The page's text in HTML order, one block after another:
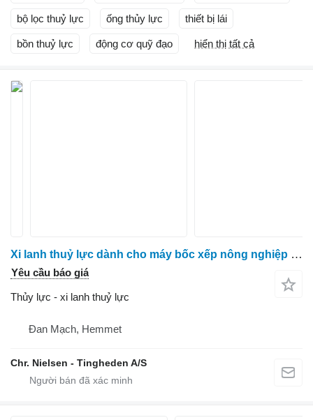
bộ lọc thuỷ lực ống thủy lực thiết bị lái
bồn thuỷ lực động cơ quỹ đạo hiển thị tất cả
Xi lanh thuỷ lực dành cho máy bốc xếp nông nghiệp JCB 531-70
Yêu cầu báo giá
Thủy lực - xi lanh thuỷ lực
Đan Mạch, Hemmet
Chr. Nielsen - Tingheden A/S